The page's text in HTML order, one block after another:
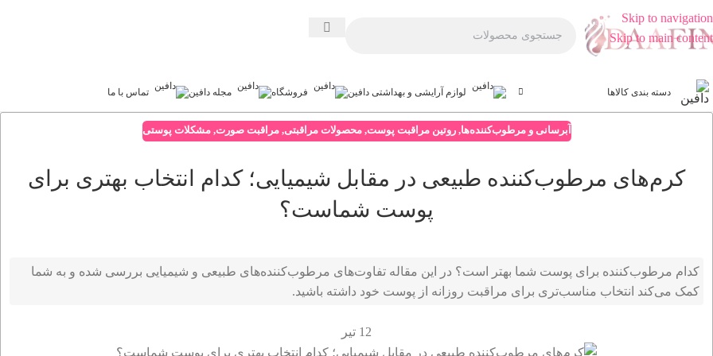
Skip to navigation
Skip to main content
دسته بندی کالاها لوازم آرایشی و بهداشتی دافین فروشگاه مجله دافین تماس با ما
آبرسانی و مرطوب‌کننده‌ها,روتین مراقبت پوست,محصولات مراقبتی,مراقبت صورت,مشکلات پوستی
کرم‌های مرطوب‌کننده طبیعی در مقابل شیمیایی؛ کدام انتخاب بهتری برای
پوست شماست؟
کدام مرطوب‌کننده برای پوست شما بهتر است؟ در این مقاله تفاوت‌های مرطوب‌کننده‌های طبیعی و شیمیایی بررسی شده و به شما
کمک می‌کند انتخاب مناسب‌تری برای مراقبت روزانه از پوست خود داشته باشید.
12 تیر